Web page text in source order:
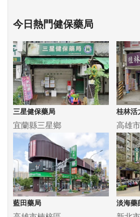
今日熱門健保藥局
三星健保藥局
宜蘭縣三星鄉
桂林活
高雄
藍田藥局 淡海藥